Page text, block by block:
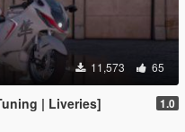
11,573 65
| Liveries] 1.0